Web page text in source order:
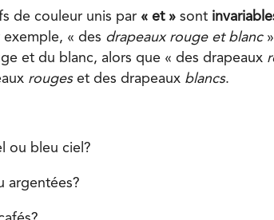
de couleur unis par « et » sont
exemple, « des drapeaux rouge et blanc»
et du blanc, alors que « des drapeaux
rougeset des drapeaux blancs.
ou bleu ciel?
argentées?